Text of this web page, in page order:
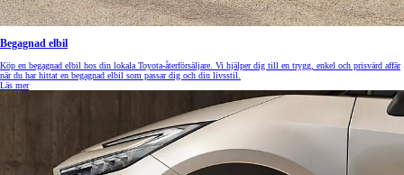
Begagnad elbil
Köp en begagnad elbil hos din lokala Toyota-återförsäljare. Vi hjälper dig till en trygg, enkel och prisvärd affär
när du har hittat en begagnad elbil som passar dig och din livsstil.
Läs mer